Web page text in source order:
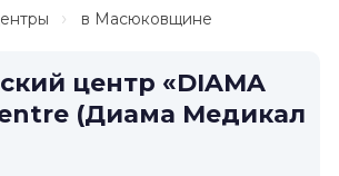
в Масюковщине
центр «DIAMA
(Диама Медикал